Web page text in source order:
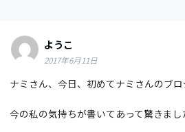
ようこ
2017年6月11日
ナミさん、今日、初めてナミさんのブロ
今の私の気持ちが書いてあって驚きまし